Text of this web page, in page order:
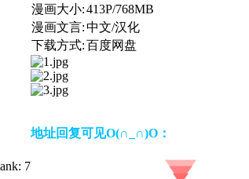
漫画大小:413P/768MB
漫画文言:中文/汉化
下载方式:百度网盘
地址回复可见O(∩_∩)O：